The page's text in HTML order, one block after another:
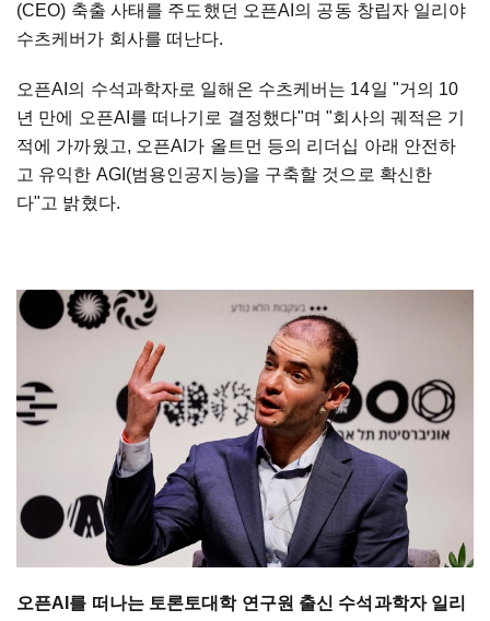
(CEO) 축출 사태를 주도했던 오픈AI의 공동 창립자 일리야
수츠케버가 회사를 떠난다.
오픈AI의 수석과학자로 일해온 수츠케버는 14일 "거의 10
년 만에 오픈AI를 떠나기로 결정했다"며 "회사의 궤적은 기
적에 가까웠고, 오픈AI가 올트먼 등의 리더십 아래 안전하
고 유익한 AGI(범용인공지능)을 구축할 것으로 확신한
다"고 밝혔다.
오픈AI를 떠나는 토론토대학 연구원 출신 수석과학자 일리